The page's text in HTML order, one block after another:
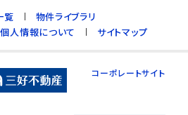
覧
物件ライブラリ
個人情報について サイトマップ
コーポレートサイト